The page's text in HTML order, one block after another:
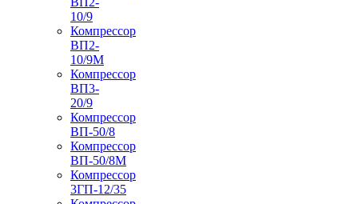
10/9
Компрессор
ВП2-
10/9М
Компрессор
ВП3-
20/9
Компрессор
ВП-50/8
Компрессор
ВП-50/8М
Компрессор
3ГП-12/35